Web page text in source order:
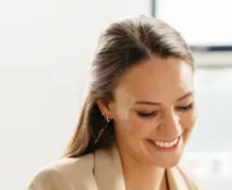
inwestycje w Łodzi
zainteresowaniem